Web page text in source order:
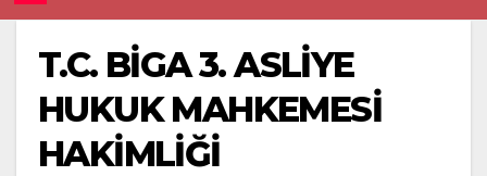
T.C. BİGA 3. ASLİYE
HUKUK MAHKEMESİ
HAKİMLİĞİ